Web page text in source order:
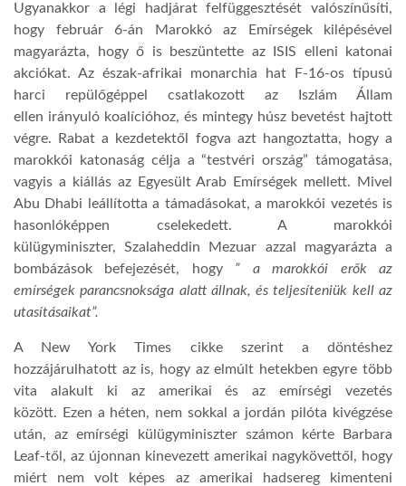
Ugyanakkor a légi hadjárat felfüggesztését valószínűsíti,
hogy február 6-án Marokkó az Emírségek kilépésével
magyarázta, hogy ő is beszüntette az ISIS elleni katonai
akciókat. Az észak-afrikai monarchia hat F-16-os típusú
harci repülőgéppel csatlakozott az Iszlám Állam
ellen irányuló koalícióhoz, és mintegy húsz bevetést hajtott
végre. Rabat a kezdetektől fogva azt hangoztatta, hogy a
marokkói katonaság célja a “testvéri ország” támogatása,
vagyis a kiállás az Egyesült Arab Emírségek mellett. Mivel
Abu Dhabi leállította a támadásokat, a marokkói vezetés is
hasonlóképpen cselekedett. A marokkói
külügyminiszter, Szalaheddin Mezuar azzal magyarázta a
bombázások befejezését, hogy ” a marokkói erők az
emírségek parancsnoksága alatt állnak, és teljesíteniük kell az
utasításaikat”.
A New York Times cikke szerint a döntéshez
hozzájárulhatott az is, hogy az elmúlt hetekben egyre több
vita alakult ki az amerikai és az emírségi vezetés
között. Ezen a héten, nem sokkal a jordán pilóta kivégzése
után, az emírségi külügyminiszter számon kérte Barbara
Leaf-től, az újonnan kinevezett amerikai nagykövettől, hogy
miért nem volt képes az amerikai hadsereg kimenteni